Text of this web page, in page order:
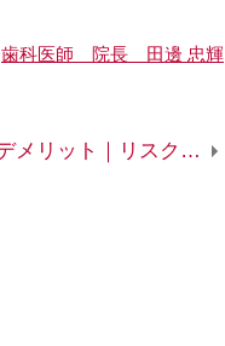
歯科医師 院長 田邊 忠輝
インプラント治療のデメリット｜リスク要因があると受けられない